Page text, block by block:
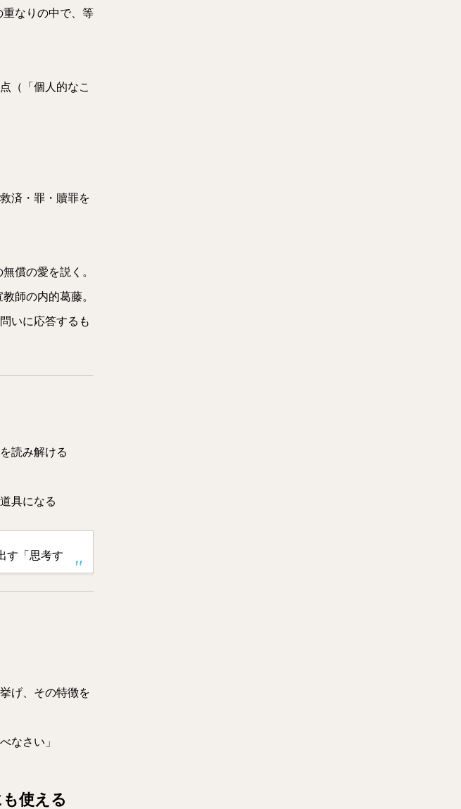
なりの中で、等
（「個人的なこ
済・罪・贖罪を
償の愛を説く。
師の内的葛藤。
いに応答するも
読み解ける
具になる
す「思考す
げ、その特徴を
なさい」
使える